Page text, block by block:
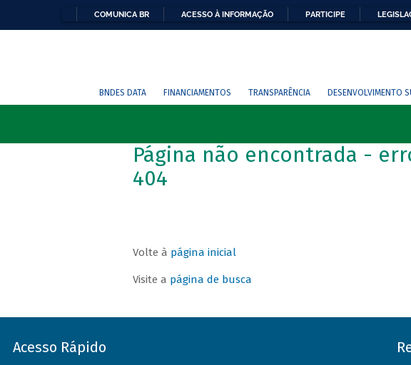
COMUNICA BR ACESSO À INFORMAÇÃO PARTICIPE
BNDES DATA FINANCIAMENTOS TRANSPARÊNCIA DESENVOLVIMENTO
Página não encontrada -
404
Volte à página inicial
Visite a página de busca
Acesso Rápido